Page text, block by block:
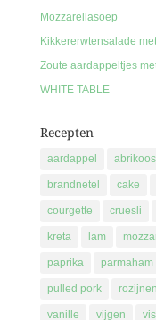
Mozzarellasoep
Kikkererwtensalade
Zoute aardappeltjes
WHITE TABLE
Recepten
aardappel abrikoos
brandnetel cake
courgette cruesli
kreta lam
paprika parmaham
pulled pork rozijnen
vanille vijgen